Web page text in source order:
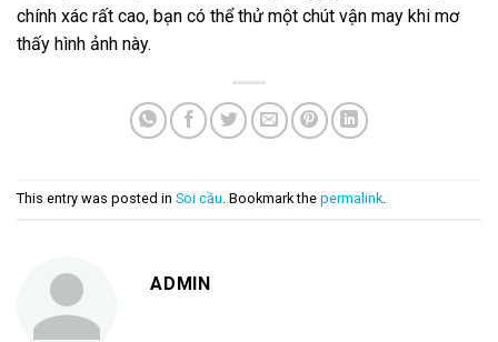
chính xác rất cao, bạn có thể thử một chút vận may khi mơ
thấy hình ảnh này.
This entry was posted in Soi cầu. Bookmark the permalink.
ADMIN